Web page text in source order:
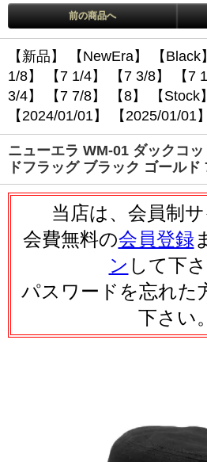
前の商品へ
【新品】 【NewEra】 【Black
1/8】
【7 1/4】 【7 3/8】 【7
3/4】
【7 7/8】 【8】 【Stock
【2024/01/01】
【2025/01/01】
ニューエラ WM-01 ダックコ
ドフラッグ ブラック ゴールド
当店は、会員制サ
会費無料の会員登録
ン して下さ
パスワードを忘れた
下さい。